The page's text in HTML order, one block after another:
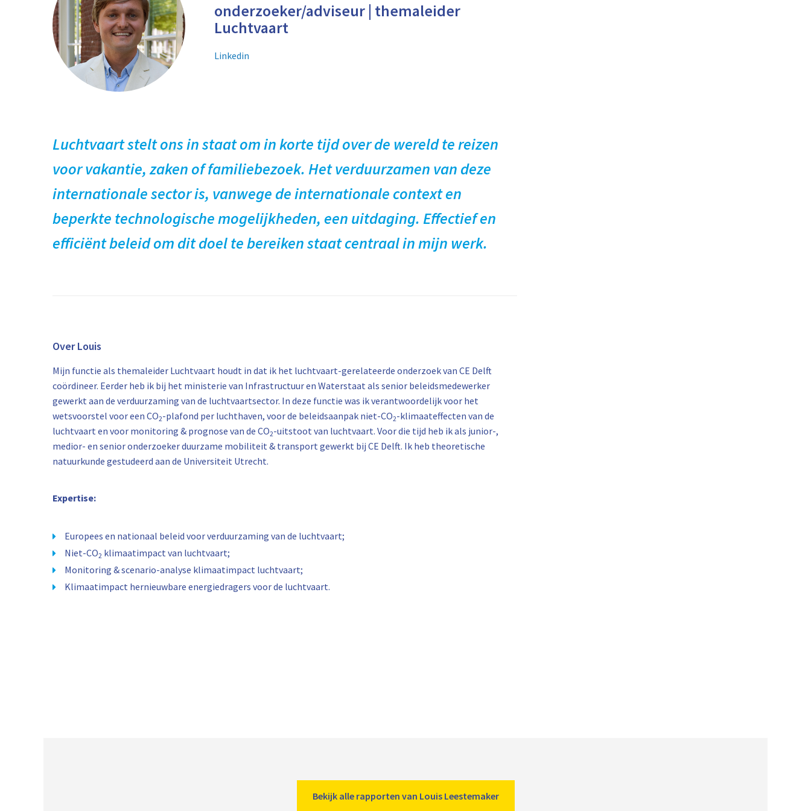
onderzoeker/adviseur | themaleider
Luchtvaart
Linkedin
Luchtvaart stelt ons in staat om in korte tijd over de wereld te reizen
voor vakantie, zaken of familiebezoek. Het verduurzamen van deze
internationale sector is, vanwege de internationale context en
beperkte technologische mogelijkheden, een uitdaging. Effectief en
efficiënt beleid om dit doel te bereiken staat centraal in mijn werk.
Over Louis
Mijn functie als themaleider Luchtvaart houdt in dat ik het luchtvaart-gerelateerde onderzoek van CE Delft
coördineer. Eerder heb ik bij het ministerie van Infrastructuur en Waterstaat als senior beleidsmedewerker
gewerkt aan de verduurzaming van de luchtvaartsector. In deze functie was ik verantwoordelijk voor het
wetsvoorstel voor een CO2-plafond per luchthaven, voor de beleidsaanpak niet-CO2-klimaateffecten van de
luchtvaart en voor monitoring & prognose van de CO2-uitstoot van luchtvaart. Voor die tijd heb ik als junior-,
medior- en senior onderzoeker duurzame mobiliteit & transport gewerkt bij CE Delft. Ik heb theoretische
natuurkunde gestudeerd aan de Universiteit Utrecht.
Expertise:
Europees en nationaal beleid voor verduurzaming van de luchtvaart;
Niet-CO2 klimaatimpact van luchtvaart;
Monitoring & scenario-analyse klimaatimpact luchtvaart;
Klimaatimpact hernieuwbare energiedragers voor de luchtvaart.
Bekijk alle rapporten van Louis Leestemaker